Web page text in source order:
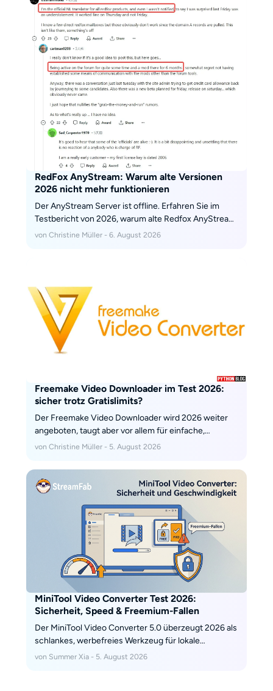
Systemton.
RedFox AnyStream: Warum alte Versionen
2026 nicht mehr funktionieren
Der AnyStream Server ist offline. Erfahren Sie im
Testbericht von 2026, warum alte Redfox AnyStream
Versionen an Widevine CDM-Updates scheitern,
von Christine Müller - 6. August 2026
Freemake Video Downloader im Test 2026:
sicher trotz Gratislimits?
Der Freemake Video Downloader wird 2026 weiter
angeboten, taugt aber vor allem für einfache,
unterstützte Quellen. Dieser Test ordnet Sicherheit
und Wasserzeichen, Kosten und den MP4-Ablauf
nüchtern ein und zeigt, wann eine Desktop-
Alternative wie StreamFab für längere Downloads
und mehr Tonspuren die bessere Wahl ist.
von Christine Müller - 5. August 2026
MiniTool Video Converter Test 2026:
Sicherheit, Speed & Freemium-Fallen
Der MiniTool Video Converter 5.0 überzeugt 2026 als
schlankes, werbefreies Werkzeug für lokale
Formatwechsel wie MKV zu MP4 und punktet mit
von Summer Xia - 5. August 2026